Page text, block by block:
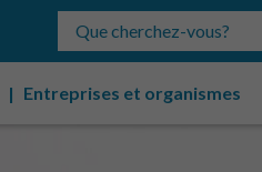
Que cherchez-vous?
Entreprises et organismes